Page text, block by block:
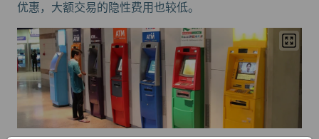
优惠，大额交易的隐性费用也较低。